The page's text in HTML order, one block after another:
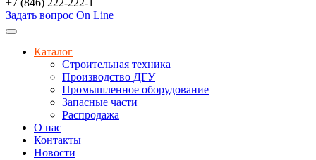
+7 (846) 222-222-1
Задать вопрос On Line
Каталог
Строительная техника
Производство ДГУ
Промышленное оборудование
Запасные части
Распродажа
О нас
Контакты
Новости